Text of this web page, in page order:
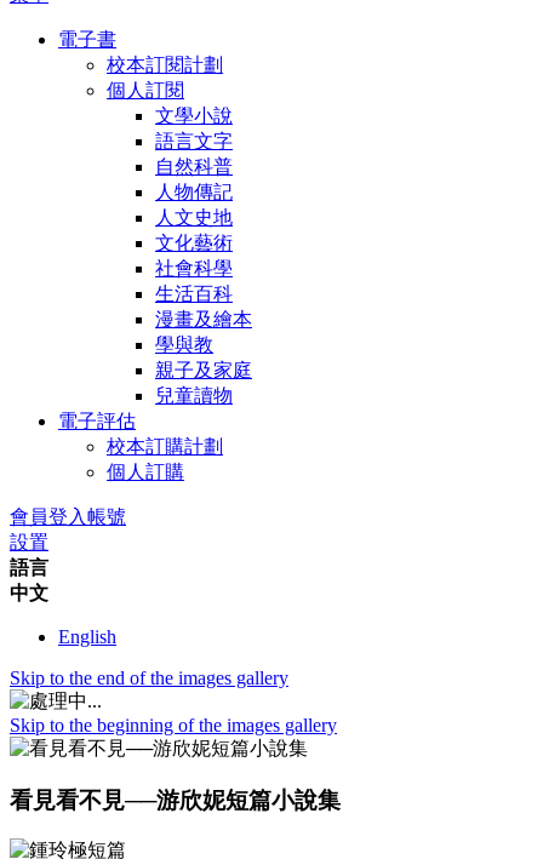
電子書
校本訂閱計劃
個人訂閱
文學小說
語言文字
自然科普
人物傳記
人文史地
文化藝術
社會科學
生活百科
漫畫及繪本
學與教
親子及家庭
兒童讀物
電子評估
校本訂購計劃
個人訂購
會員登入帳號
設置
語言
中文
English
Skip to the end of the images gallery
Skip to the beginning of the images gallery
看見看不見──游欣妮短篇小說集